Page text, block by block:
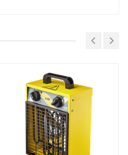
Прямоугольная
Серый
2 года
РОССИЯ